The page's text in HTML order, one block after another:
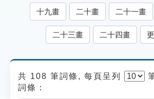
遊戲專區
貓頭鷹博士
十九畫 二十畫 二十一畫
二十三畫 二十四畫
共 108 筆詞條, 每頁呈列
詞條：